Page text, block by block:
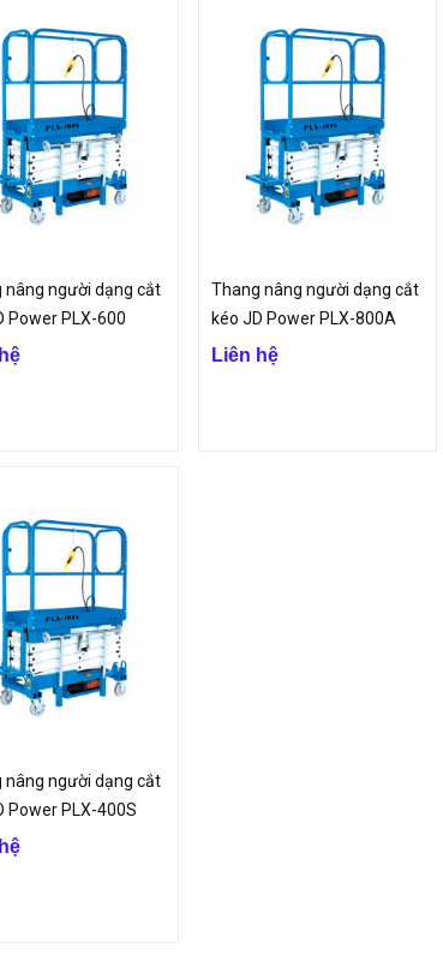
của sản phẩm thang nâng
được ứng dụng trong đa dạng các lĩnh vực:
nâng người dễ dàng làm việc ở các vị trí trên cao tại các
và lưu thông hàng hóa giữa các tầng trong nhà hàng,
TNHH Vinp là đại lý phân phối đa dạng các dòng thang
nâng người dạng cắt
Power PLX-600
Thang nâng người dạng cắt
kéo JD Power PLX-800A
Liên hệ
nâng người dạng cắt
Power PLX-400S